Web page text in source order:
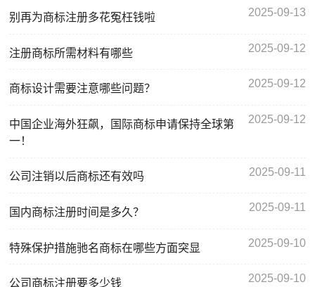
别再为商标注册多花冤枉钱啦 2025-09-13
注册商标所需材料有哪些 2025-09-12
商标设计需要注意哪些问题？ 2025-09-12
中国企业海外狂飙，国际商标申请保持全球第
一！
2025-09-12
公司注销以后商标还有效吗 2025-09-11
国内商标注册时间是多久？ 2025-09-11
特殊保护措施驰名商标在哪些方面突显 2025-09-10
公司商标注册要多少钱 2025-09-10